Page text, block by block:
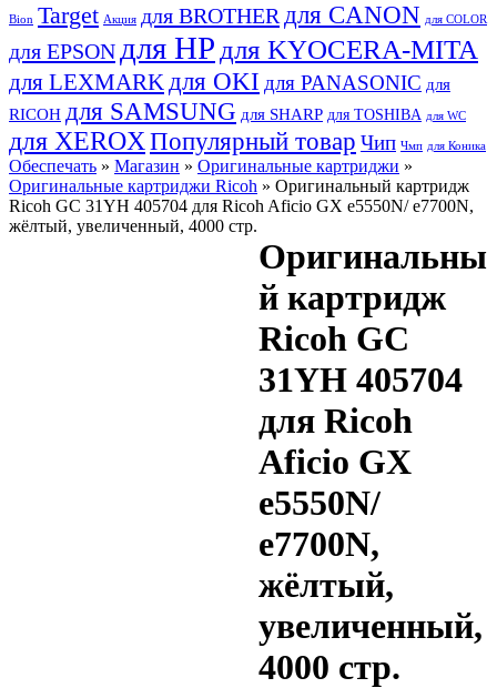
Bion Target Акция для BROTHER для CANON для COLOR
для EPSON для HP для KYOCERA-MITA
для LEXMARK для OKI для PANASONIC для
RICOH для SAMSUNG для SHARP для TOSHIBA для WC
для XEROX Популярный товар Чип Чмп для Коника
Обеспечать » Магазин » Оригинальные картриджи »
Оригинальные картриджи Ricoh » Оригинальный картридж
Ricoh GC 31YH 405704 для Ricoh Aficio GX e5550N/ e7700N,
жёлтый, увеличенный, 4000 стр.
Оригинальны
й картридж
Ricoh GC
31YH 405704
для Ricoh
Aficio GX
e5550N/
e7700N,
жёлтый,
увеличенный,
4000 стр.